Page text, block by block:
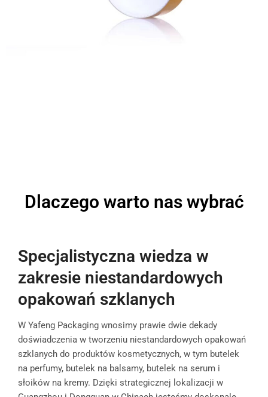
Dlaczego warto nas wybrać
Specjalistyczna wiedza w
zakresie niestandardowych
opakowań szklanych
W Yafeng Packaging wnosimy prawie dwie dekady
doświadczenia w tworzeniu niestandardowych opakowań
szklanych do produktów kosmetycznych, w tym butelek
na perfumy, butelek na balsamy, butelek na serum i
słoików na kremy. Dzięki strategicznej lokalizacji w